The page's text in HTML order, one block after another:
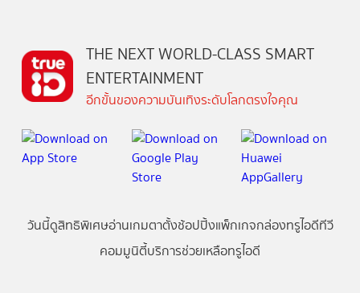
THE NEXT WORLD-CLASS SMART
ENTERTAINMENT
อีกขั้นของความบันเทิงระดับโลกตรงใจคุณ
วันนี้ดูสิทธิพิเศษอ่านเกมตาตั้งช้อปปิ้งแพ็กเกจกล่องทรูไอดีทีวี
คอมมูนิตี้บริการช่วยเหลือทรูไอดี